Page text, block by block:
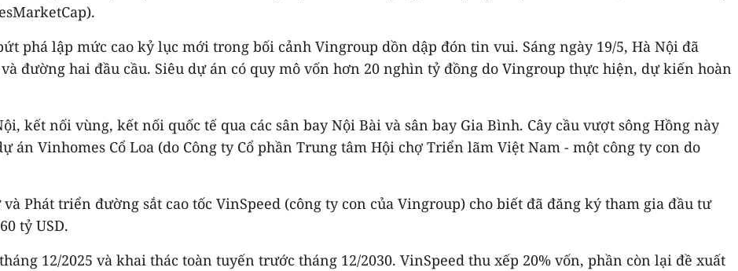
phá lập mức cao kỷ lục mới trong bối cảnh Vingroup dồn dập đón tin vui. Sáng ngày 19/5, Hà Nội đã
đường hai đầu cầu. Siêu dự án có quy mô vốn hơn 20 nghìn tỷ đồng do Vingroup thực hiện, dự kiến hoàn
kết nối vùng, kết nối quốc tế qua các sân bay Nội Bài và sân bay Gia Bình. Cây cầu vượt sông Hồng này
án Vinhomes Cổ Loa (do Công ty Cổ phần Trung tâm Hội chợ Triển lãm Việt Nam - một công ty con do
Phát triển đường sắt cao tốc VinSpeed (công ty con của Vingroup) cho biết đã đăng ký tham gia đầu tư
tỷ USD.
12/2025 và khai thác toàn tuyến trước tháng 12/2030. VinSpeed thu xếp 20% vốn, phần còn lại đề xuất